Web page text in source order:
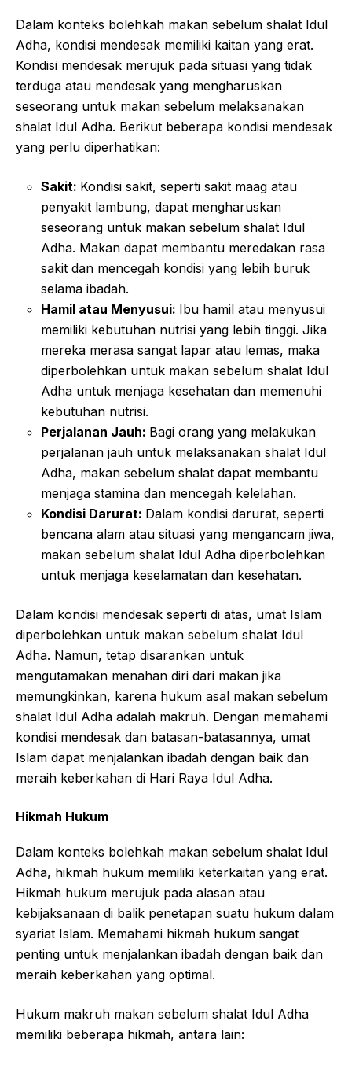
Dalam konteks bolehkah makan sebelum shalat Idul
Adha, kondisi mendesak memiliki kaitan yang erat.
Kondisi mendesak merujuk pada situasi yang tidak
terduga atau mendesak yang mengharuskan
seseorang untuk makan sebelum melaksanakan
shalat Idul Adha. Berikut beberapa kondisi mendesak
yang perlu diperhatikan:
Sakit: Kondisi sakit, seperti sakit maag atau
penyakit lambung, dapat mengharuskan
seseorang untuk makan sebelum shalat Idul
Adha. Makan dapat membantu meredakan rasa
sakit dan mencegah kondisi yang lebih buruk
selama ibadah.
Hamil atau Menyusui: Ibu hamil atau menyusui
memiliki kebutuhan nutrisi yang lebih tinggi. Jika
mereka merasa sangat lapar atau lemas, maka
diperbolehkan untuk makan sebelum shalat Idul
Adha untuk menjaga kesehatan dan memenuhi
kebutuhan nutrisi.
Perjalanan Jauh: Bagi orang yang melakukan
perjalanan jauh untuk melaksanakan shalat Idul
Adha, makan sebelum shalat dapat membantu
menjaga stamina dan mencegah kelelahan.
Kondisi Darurat: Dalam kondisi darurat, seperti
bencana alam atau situasi yang mengancam jiwa,
makan sebelum shalat Idul Adha diperbolehkan
untuk menjaga keselamatan dan kesehatan.
Dalam kondisi mendesak seperti di atas, umat Islam
diperbolehkan untuk makan sebelum shalat Idul
Adha. Namun, tetap disarankan untuk
mengutamakan menahan diri dari makan jika
memungkinkan, karena hukum asal makan sebelum
shalat Idul Adha adalah makruh. Dengan memahami
kondisi mendesak dan batasan-batasannya, umat
Islam dapat menjalankan ibadah dengan baik dan
meraih keberkahan di Hari Raya Idul Adha.
Hikmah Hukum
Dalam konteks bolehkah makan sebelum shalat Idul
Adha, hikmah hukum memiliki keterkaitan yang erat.
Hikmah hukum merujuk pada alasan atau
kebijaksanaan di balik penetapan suatu hukum dalam
syariat Islam. Memahami hikmah hukum sangat
penting untuk menjalankan ibadah dengan baik dan
meraih keberkahan yang optimal.
Hukum makruh makan sebelum shalat Idul Adha
memiliki beberapa hikmah, antara lain: